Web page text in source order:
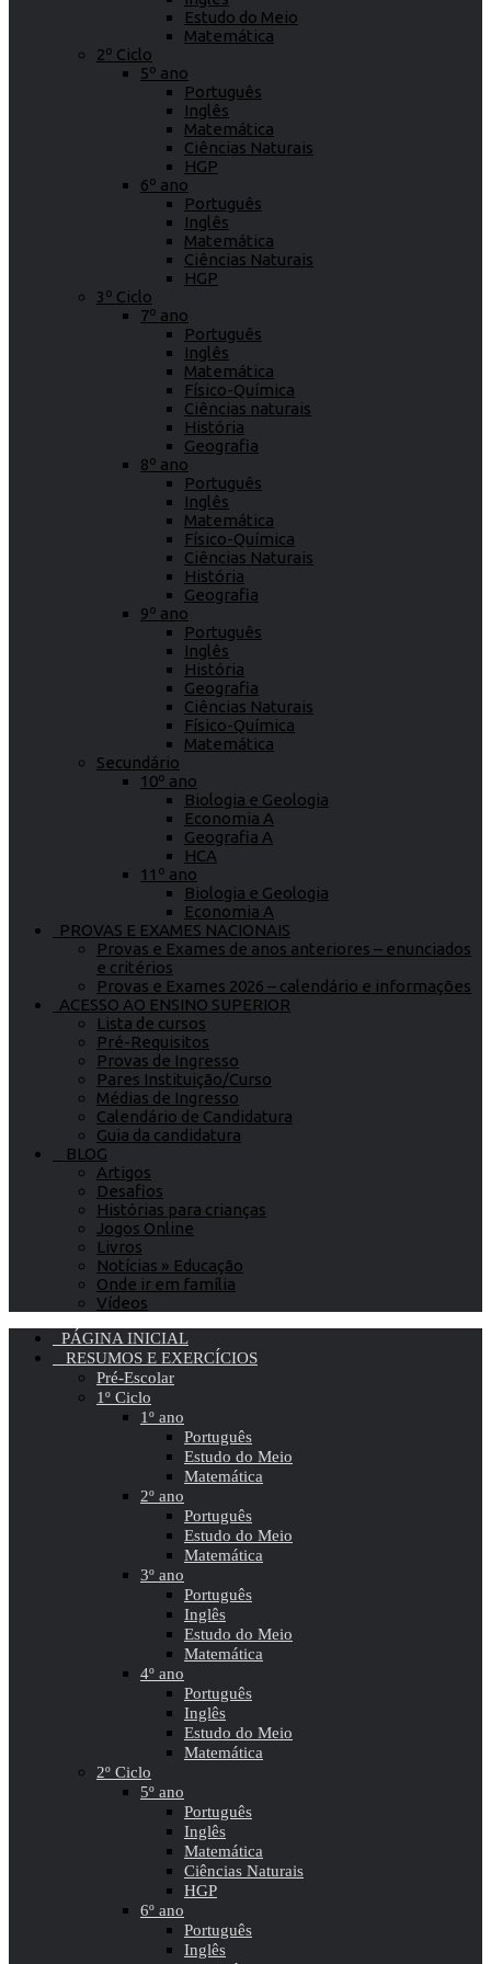
Estudo do Meio
Matemática
2º Ciclo
5º ano
Português
Inglês
Matemática
Ciências Naturais
HGP
6º ano
Português
Inglês
Matemática
Ciências Naturais
HGP
3º Ciclo
7º ano
Português
Inglês
Matemática
Físico-Química
Ciências naturais
História
Geografia
8º ano
Português
Inglês
Matemática
Físico-Química
Ciências Naturais
História
Geografia
9º ano
Português
Inglês
História
Geografia
Ciências Naturais
Físico-Química
Matemática
Secundário
10º ano
Biologia e Geologia
Economia A
Geografia A
HCA
11º ano
Biologia e Geologia
Economia A
PROVAS E EXAMES NACIONAIS
Provas e Exames de anos anteriores – enunciados
e critérios
Provas e Exames 2026 – calendário e informações
ACESSO AO ENSINO SUPERIOR
Lista de cursos
Pré-Requisitos
Provas de Ingresso
Pares Instituição/Curso
Médias de Ingresso
Calendário de Candidatura
Guia da candidatura
BLOG
Artigos
Desafios
Histórias para crianças
Jogos Online
Livros
Notícias » Educação
Onde ir em família
Vídeos
PÁGINA INICIAL
RESUMOS E EXERCÍCIOS
Pré-Escolar
1º Ciclo
1º ano
Português
Estudo do Meio
Matemática
2º ano
Português
Estudo do Meio
Matemática
3º ano
Português
Inglês
Estudo do Meio
Matemática
4º ano
Português
Inglês
Estudo do Meio
Matemática
2º Ciclo
5º ano
Português
Inglês
Matemática
Ciências Naturais
HGP
6º ano
Português
Inglês